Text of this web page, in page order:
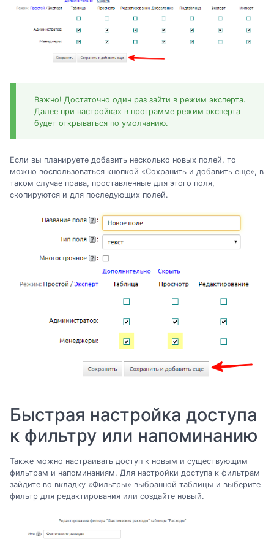
Важно! Достаточно один раз зайти в режим эксперта.
Далее при настройках в программе режим эксперта
будет открываться по умолчанию.
Если вы планируете добавить несколько новых полей, то
можно воспользоваться кнопкой «Сохранить и добавить еще», в
таком случае права, проставленные для этого поля,
скопируются и для последующих полей.
Быстрая настройка доступа
к фильтру или напоминанию
Также можно настраивать доступ к новым и существующим
фильтрам и напоминаниям. Для настройки доступа к фильтрам
зайдите во вкладку «Фильтры» выбранной таблицы и выберите
фильтр для редактирования или создайте новый.